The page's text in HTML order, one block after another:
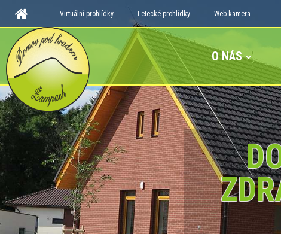
Virtuální prohlídky Letecké prohlídky Web kamera
O NÁS